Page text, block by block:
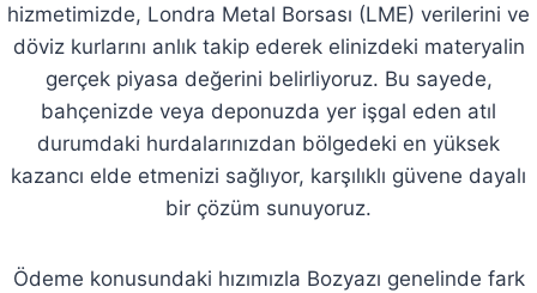
hizmetimizde, Londra Metal Borsası (LME) verilerini ve
döviz kurlarını anlık takip ederek elinizdeki materyalin
gerçek piyasa değerini belirliyoruz. Bu sayede,
bahçenizde veya deponuzda yer işgal eden atıl
durumdaki hurdalarınızdan bölgedeki en yüksek
kazancı elde etmenizi sağlıyor, karşılıklı güvene dayalı
bir çözüm sunuyoruz.
Ödeme konusundaki hızımızla Bozyazı genelinde fark